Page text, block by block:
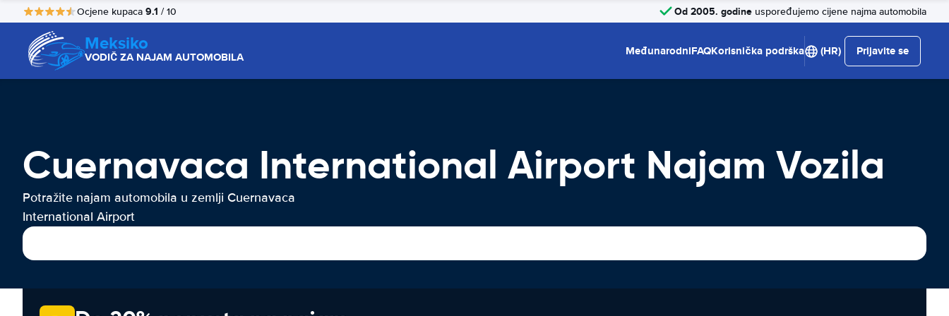
Ocjene kupaca 9.1 / 10 Od 2005. godine uspoređujemo cijene najma automobila
Meksiko
VODIČ ZA NAJAM AUTOMOBILA MeđunarodniFAQKorisnička podrška (HR) Prijavite se
Cuernavaca International Airport Najam Vozila
Potražite najam automobila u zemlji Cuernavaca
International Airport